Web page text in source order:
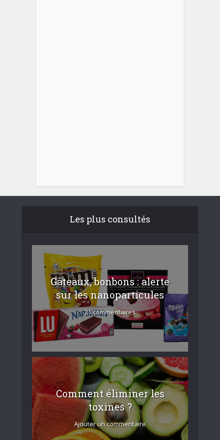
Les plus consultés
Gâteaux, bonbons : alerte
sur les nanoparticules
21 commentaires
Comment éliminer les
toxines ?
Ajouter un commentaire